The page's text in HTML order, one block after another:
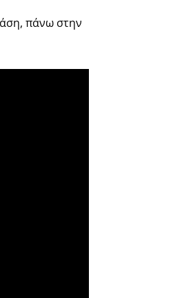
πάνω στην